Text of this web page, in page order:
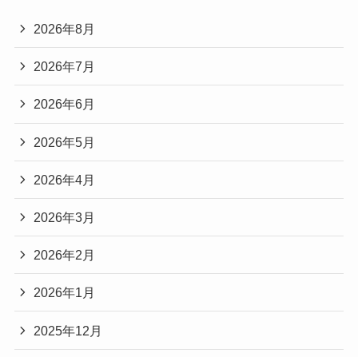
2026年8月
2026年7月
2026年6月
2026年5月
2026年4月
2026年3月
2026年2月
2026年1月
2025年12月